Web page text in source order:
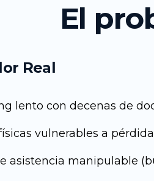
El
Real
lento con decenas de
vulnerables a
asistencia manipulable